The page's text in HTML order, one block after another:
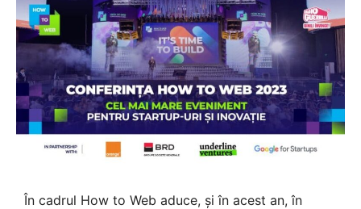
În cadrul How to Web aduce, și în acest an, în